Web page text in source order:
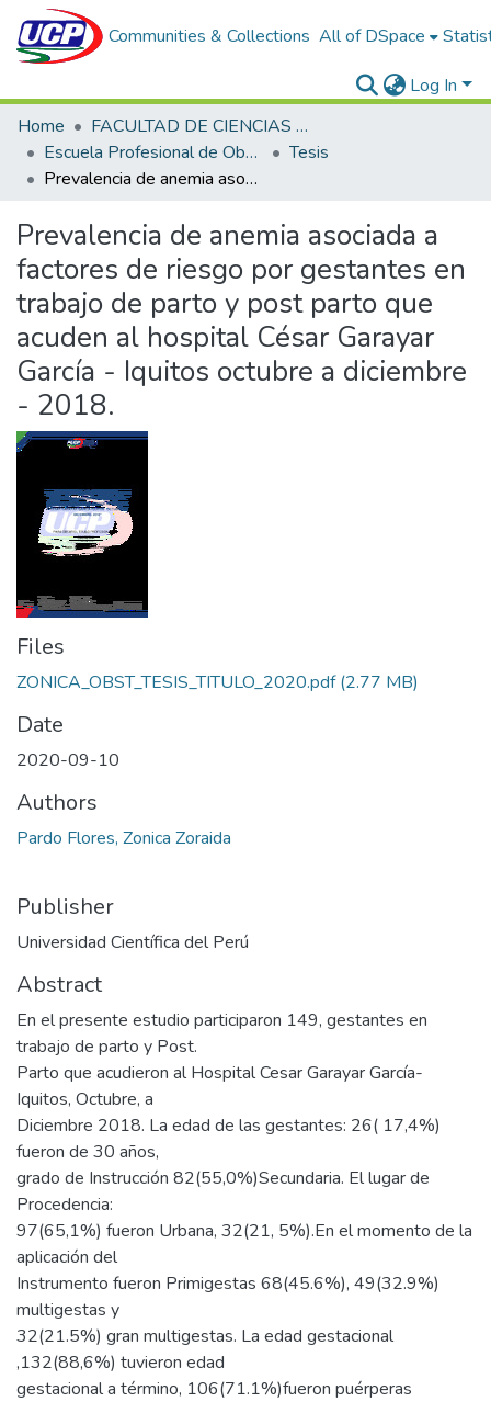
Communities & Collections All of DSpace
Log In
Home
FACULTAD DE CIENCIAS DE LA SALUD
Escuela Profesional de Obstetricia
Tesis
Prevalencia de anemia asociada a factores de riesgo por gestantes en trabajo de parto y post parto que acuden al hospital César Garayar García - Iquitos octubre a diciembre - 2018.
Prevalencia de anemia asociada a
factores de riesgo por gestantes en
trabajo de parto y post parto que
acuden al hospital César Garayar
García - Iquitos octubre a diciembre
- 2018.
Files
ZONICA_OBST_TESIS_TITULO_2020.pdf(2.77 MB)
Date
2020-09-10
Authors
Pardo Flores, Zonica Zoraida
Publisher
Universidad Científica del Perú
Abstract
En el presente estudio participaron 149, gestantes en
trabajo de parto y Post.
Parto que acudieron al Hospital Cesar Garayar García-
Iquitos, Octubre, a
Diciembre 2018. La edad de las gestantes: 26( 17,4%)
fueron de 30 años,
grado de Instrucción 82(55,0%)Secundaria. El lugar de
Procedencia:
97(65,1%) fueron Urbana, 32(21, 5%).En el momento de la
aplicación del
Instrumento fueron Primigestas 68(45.6%), 49(32.9%)
multigestas y
32(21.5%) gran multigestas. La edad gestacional
,132(88,6%) tuvieron edad
gestacional a término, 106(71.1%)fueron puérperas